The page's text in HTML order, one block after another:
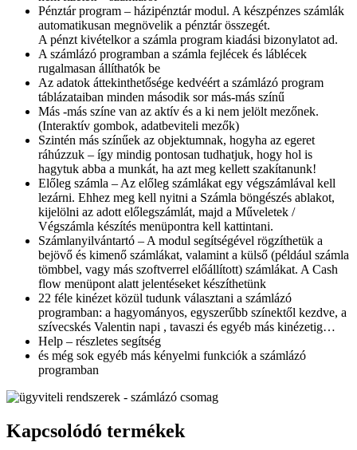
Pénztár program – házipénztár modul. A készpénzes számlák
automatikusan megnövelik a pénztár összegét.
A pénzt kivételkor a számla program kiadási bizonylatot ad.
A számlázó programban a számla fejlécek és láblécek
rugalmasan állíthatók be
Az adatok áttekinthetősége kedvéért a számlázó program
táblázataiban minden második sor más-más színű
Más -más színe van az aktív és a ki nem jelölt mezőnek.
(Interaktív gombok, adatbeviteli mezők)
Szintén más színűek az objektumnak, hogyha az egeret
ráhúzzuk – így mindig pontosan tudhatjuk, hogy hol is
hagytuk abba a munkát, ha azt meg kellett szakítanunk!
Előleg számla – Az előleg számlákat egy végszámlával kell
lezárni. Ehhez meg kell nyitni a Számla böngészés ablakot,
kijelölni az adott előlegszámlát, majd a Műveletek /
Végszámla készítés menüpontra kell kattintani.
Számlanyilvántartó – A modul segítségével rögzíthetük a
bejövő és kimenő számlákat, valamint a külső (például számla
tömbbel, vagy más szoftverrel előállított) számlákat. A Cash
flow menüpont alatt jelentéseket készíthetünk
22 féle kinézet közül tudunk választani a számlázó
programban: a hagyományos, egyszerűbb színektől kezdve, a
szívecskés Valentin napi , tavaszi és egyéb más kinézetig…
Help – részletes segítség
és még sok egyéb más kényelmi funkciók a számlázó
programban
Kapcsolódó termékek